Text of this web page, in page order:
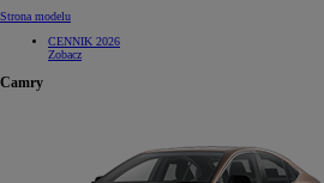
Strona modelu
CENNIK 2026
Zobacz
Camry